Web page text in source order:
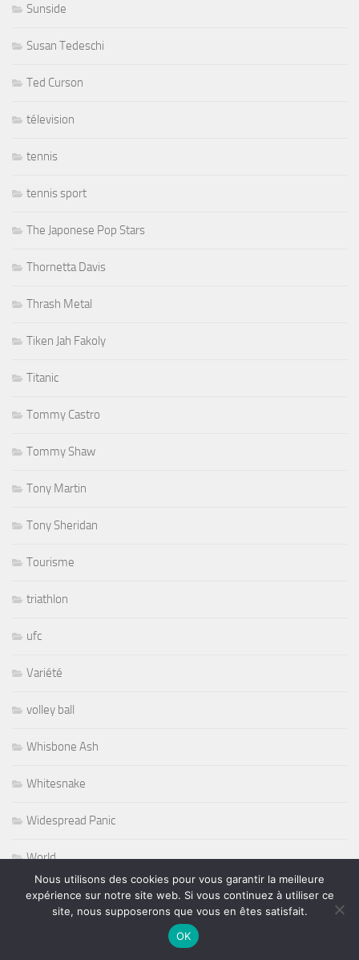
Sunside
Susan Tedeschi
Ted Curson
télevision
tennis
tennis sport
The Japonese Pop Stars
Thornetta Davis
Thrash Metal
Tiken Jah Fakoly
Titanic
Tommy Castro
Tommy Shaw
Tony Martin
Tony Sheridan
Tourisme
triathlon
ufc
Variété
volley ball
Whisbone Ash
Whitesnake
Widespread Panic
World
Wursel
Nous utilisons des cookies pour vous garantir la meilleure
expérience sur notre site web. Si vous continuez à utiliser ce
site, nous supposerons que vous en êtes satisfait.
OK